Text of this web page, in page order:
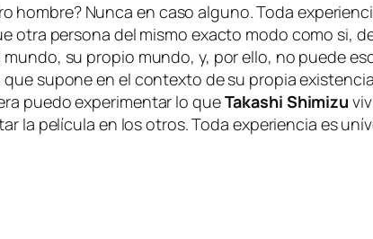
Nunca en ca­so al­guno. Toda
otra per­so­na del mis­mo exac­to mo­do co­mo si,
su pro­pio mun­do, y, por ello, no pue­de
su­po­ne en el con­tex­to de su pro­pia
pue­do ex­pe­ri­men­tar lo queTakashi Shimizu
la pe­lí­cu­la en los otros. Toda ex­pe­rien­cia es